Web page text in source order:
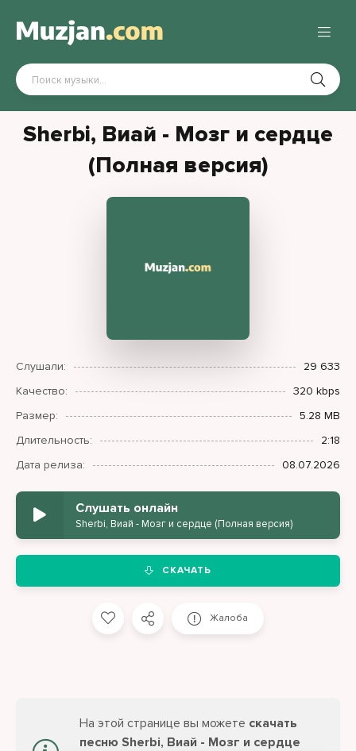
Sherbi, Виай - Мозг и сердце
(Полная версия)
Слушали:
29 633
Качество:
320 kbps
Размер:
5.28 MB
Длительность:
2:18
Дата релиза:
08.07.2026
Слушать онлайн
Sherbi, Виай - Мозг и сердце (Полная версия)
СКАЧАТЬ
Жалоба
На этой странице вы можете скачать
песню Sherbi, Виай - Мозг и сердце